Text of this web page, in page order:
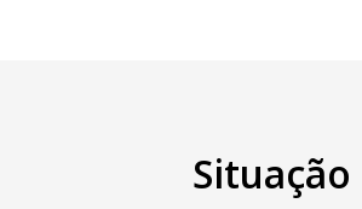
Situação